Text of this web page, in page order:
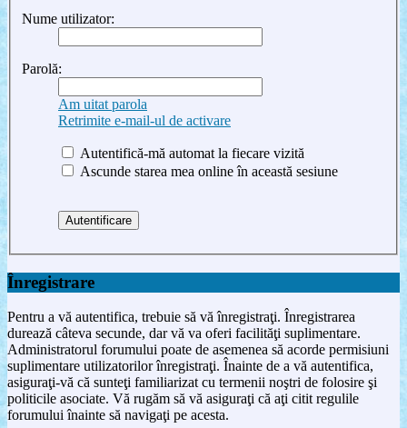
Nume utilizator:
Parolă:
Am uitat parola
Retrimite e-mail-ul de activare
Autentifică-mă automat la fiecare vizită
Ascunde starea mea online în această sesiune
Înregistrare
Pentru a vă autentifica, trebuie să vă înregistraţi. Înregistrarea
durează câteva secunde, dar vă va oferi facilităţi suplimentare.
Administratorul forumului poate de asemenea să acorde permisiuni
suplimentare utilizatorilor înregistraţi. Înainte de a vă autentifica,
asiguraţi-vă că sunteţi familiarizat cu termenii noştri de folosire şi
politicile asociate. Vă rugăm să vă asiguraţi că aţi citit regulile
forumului înainte să navigaţi pe acesta.